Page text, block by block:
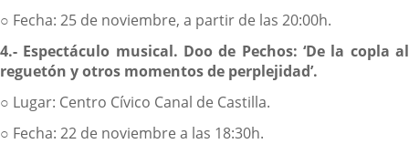
○ Fecha: 25 de noviembre, a partir de las 20:00h.
4.- Espectáculo musical. Doo de Pechos: ‘De la copla al
reguetón y otros momentosde perplejidad’.
○ Lugar: Centro Cívico Canal de Castilla.
○ Fecha: 22 de noviembre a las 18:30h.